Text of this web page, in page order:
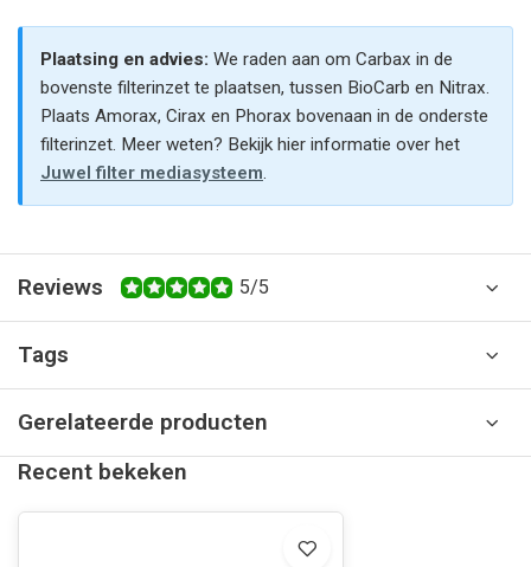
Plaatsing en advies: We raden aan om Carbax in de
bovenste filterinzet te plaatsen, tussen BioCarb en Nitrax.
Plaats Amorax, Cirax en Phorax bovenaan in de onderste
filterinzet. Meer weten? Bekijk hier informatie over het
Juwel filter mediasysteem.
Reviews 5/5
Tags
Gerelateerde producten
Recent bekeken